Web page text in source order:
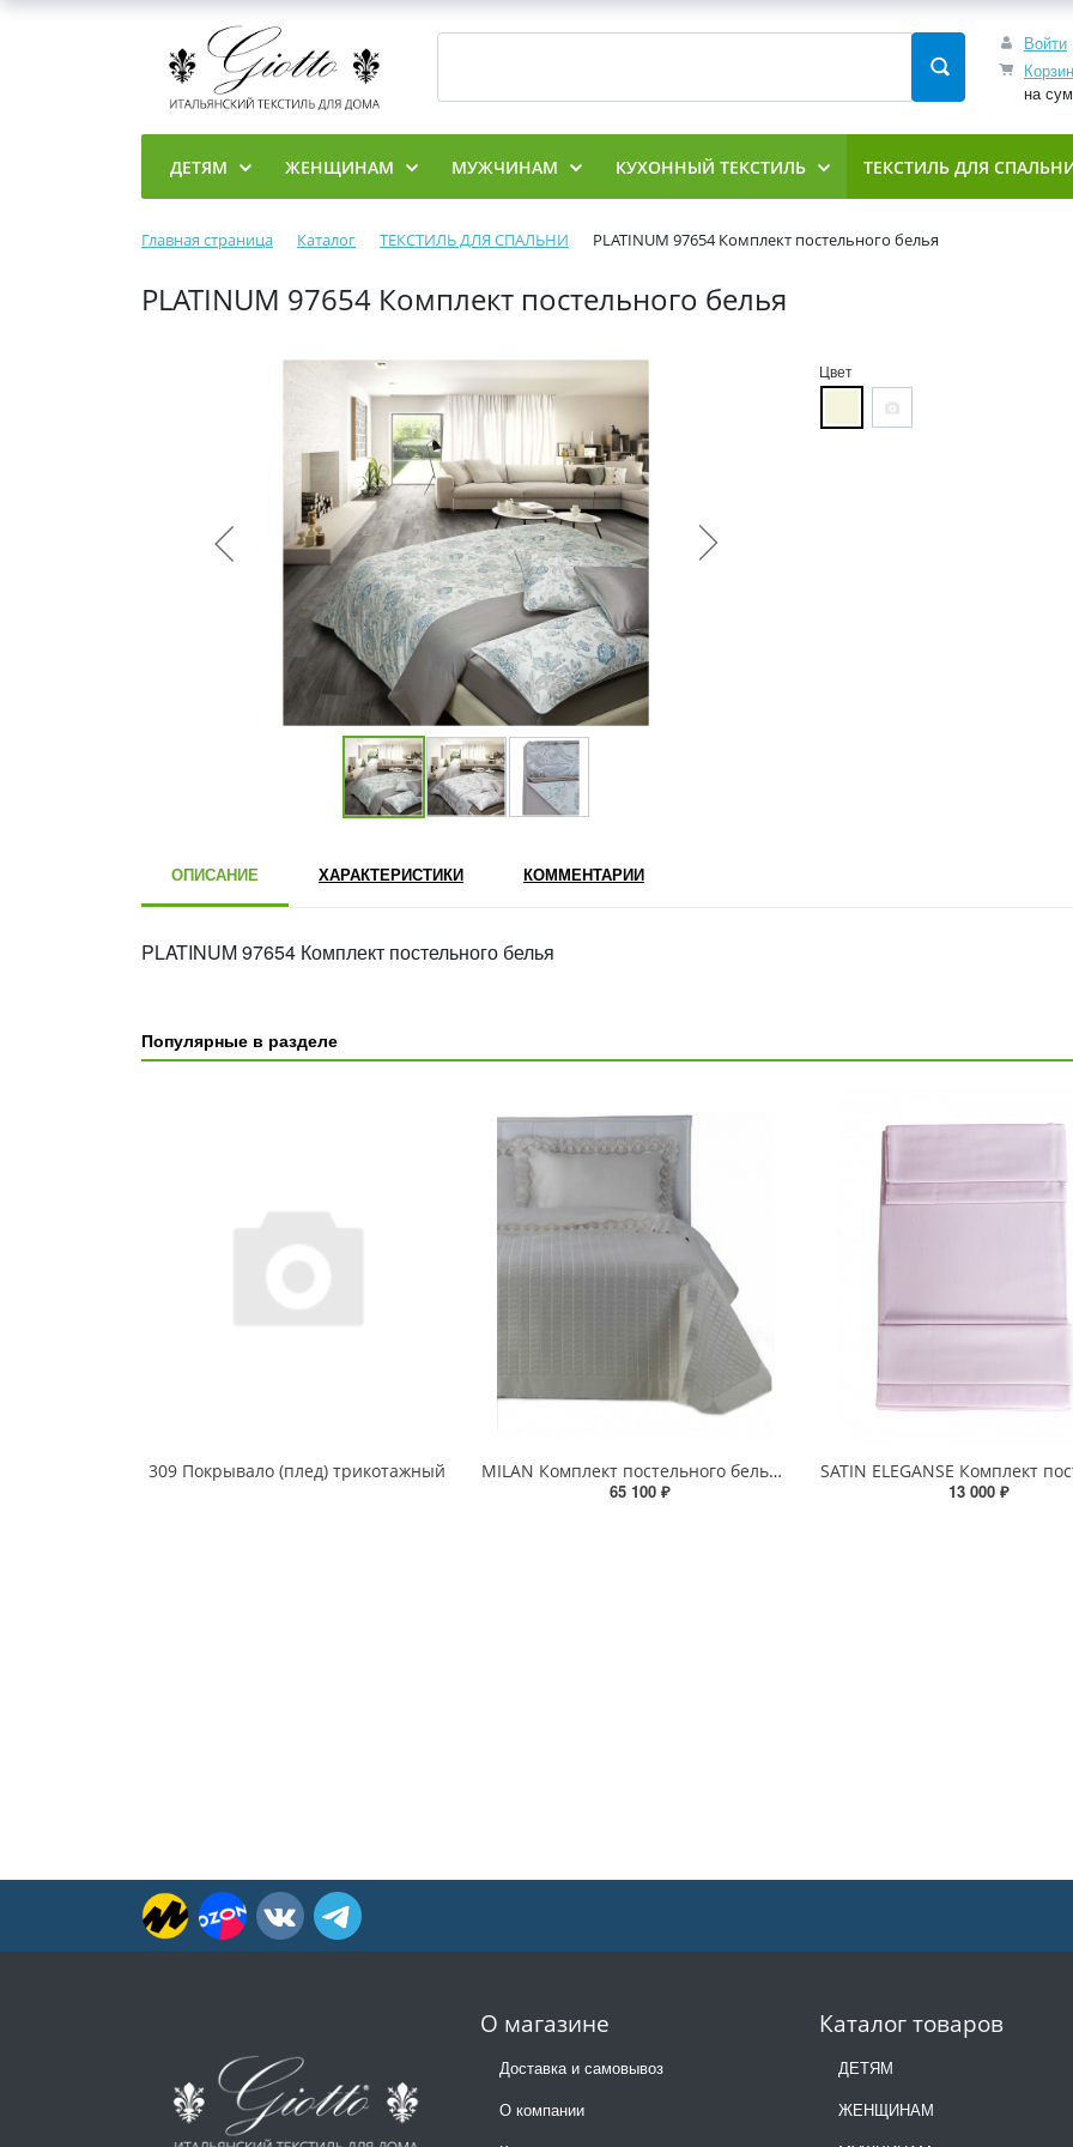
Войти
на
ДЕТЯМ ЖЕНЩИНАМ МУЖЧИНАМ КУХОННЫЙ ТЕКСТИЛЬ ТЕКСТИЛЬ ДЛЯ
Главная страница Каталог ТЕКСТИЛЬ ДЛЯ СПАЛЬНИ PLATINUM 97654 Комплект постельного белья
PLATINUM 97654 Комплект постельного белья
Цвет
ОПИСАНИЕ ХАРАКТЕРИСТИКИ КОММЕНТАРИИ
PLATINUM 97654 Комплект постельного белья
Популярные в разделе
309 Покрывало (плед) трикотажный
MILAN Комплект постельного белья (2 пододеяльника 150x210)
65 100 ₽
13 000 ₽
О магазине
Доставка и самовывоз
О компании
Каталог товаров
ДЕТЯМ
ЖЕНЩИНАМ